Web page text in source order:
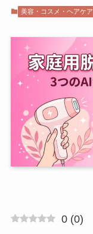
美容・コスメ・ヘアケア
0 (0)